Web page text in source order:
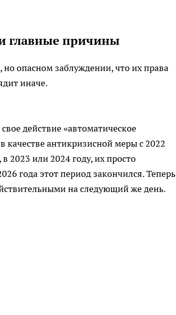
главные причины
опасном заблуждении, что их права
иначе.
действие «автоматическое
качестве антикризисной меры с 2022
2023 или 2024 году, их просто
года этот период закончился. Теперь
на следующий же день.